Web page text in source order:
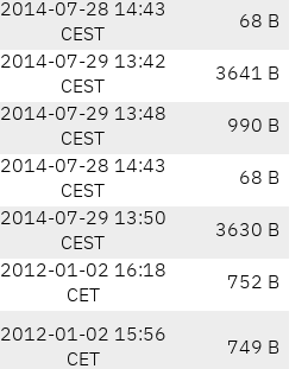
2014-07-28 14:43
CEST
68 B
2014-07-29 13:42
CEST
3641 B
2014-07-29 13:48
CEST
990 B
2014-07-28 14:43
CEST
68 B
2014-07-29 13:50
CEST
3630 B
2012-01-02 16:18
CET
752 B
2012-01-02 15:56
CET
749 B